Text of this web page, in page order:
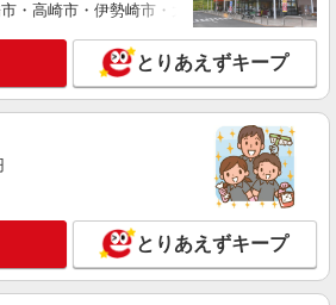
・高崎市・伊勢崎市・太田市・館林市・藤
とりあえずキープ
とりあえずキープ